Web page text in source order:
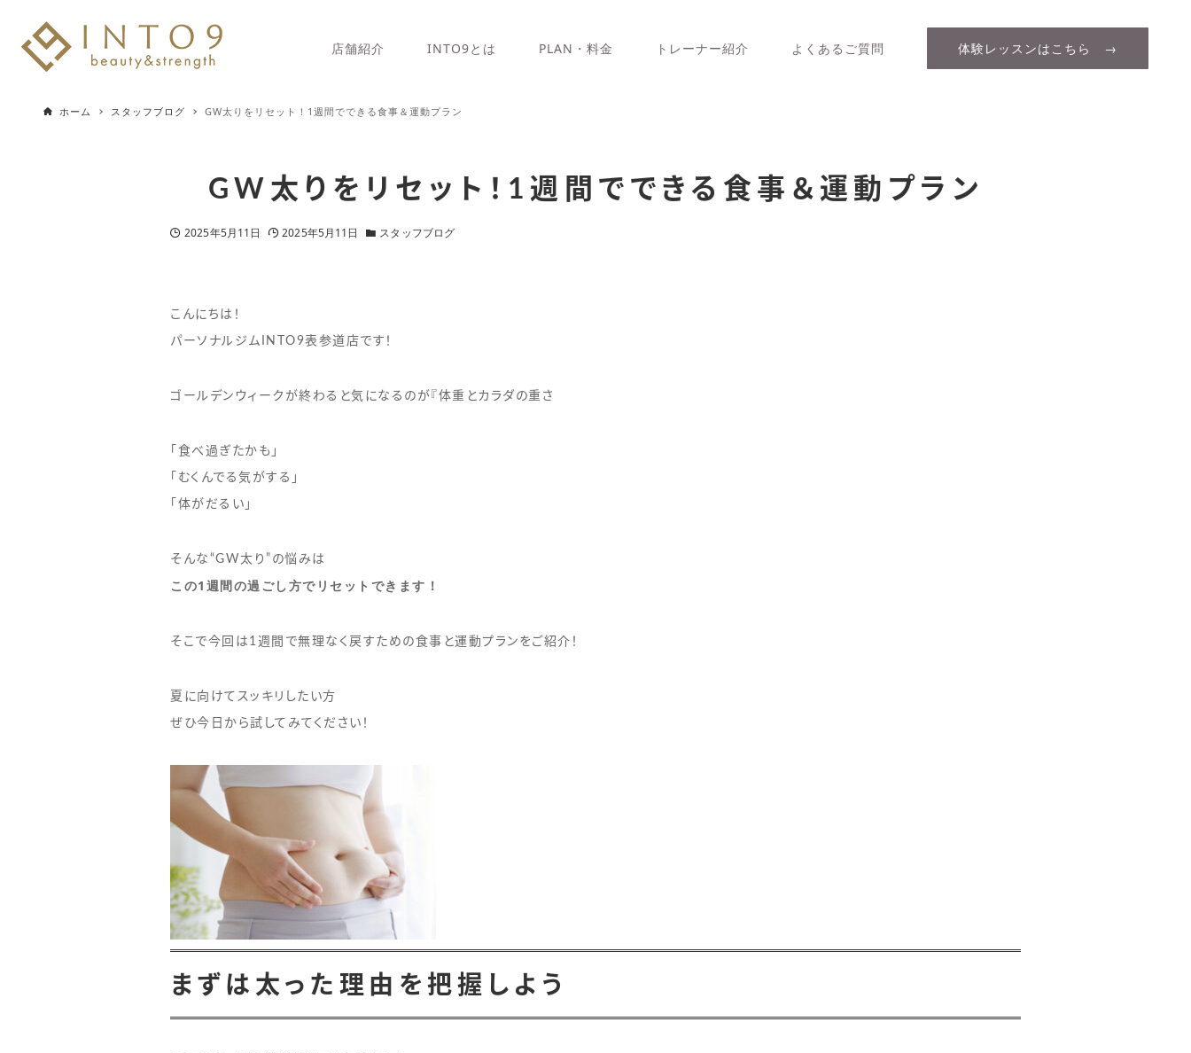
店舗紹介 INTO9とは PLAN・料金 トレーナー紹介 よくあるご質問 体験レッスンはこちら →
ホーム スタッフブログ GW太りをリセット！1週間でできる食事＆運動プラン
GW太りをリセット！1週間でできる食事＆運動プラン
2025年5月11日 2025年5月11日 スタッフブログ
こんにちは！
パーソナルジムINTO9表参道店です！
ゴールデンウィークが終わると気になるのが『体重とカラダの重さ
「食べ過ぎたかも」
「むくんでる気がする」
「体がだるい」
そんな“GW太り”の悩みは
この1週間の過ごし方でリセットできます！
そこで今回は1週間で無理なく戻すための食事と運動プランをご紹介！
夏に向けてスッキリしたい方
ぜひ今日から試してみてください！
まずは太った理由を把握しよう